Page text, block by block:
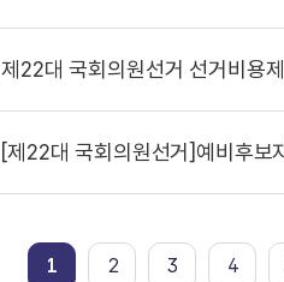
제22대 국회의원선거 선거비용
[제22대 국회의원선거]예비후보
1 2 3 4